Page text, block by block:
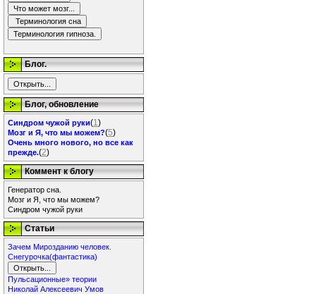
Блог.
Блог, обновление
Синдром чужой руки(1)
Мозг и Я, что мы можем?(5)
Очень много нового, но все как
прежде.(2)
Коммент к блогу
Генератор сна.
Мозг и Я, что мы можем?
Синдром чужой руки
Статьи
Зачем Мирозданию человек.
Снегурочка(фантастика)
Пульсационные» теории
Николай Алексеевич Умов